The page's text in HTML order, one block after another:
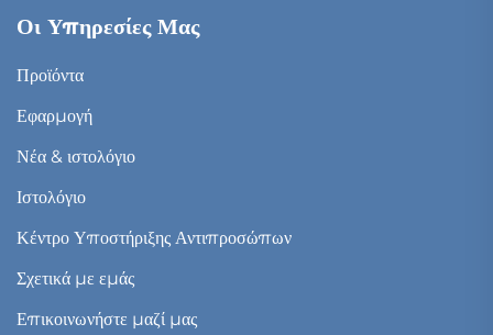
Οι Υπηρεσίες Μας
Προϊόντα
Εφαρμογή
Νέα & ιστολόγιο
Ιστολόγιο
Κέντρο Υποστήριξης Αντιπροσώπων
Σχετικά με εμάς
Επικοινωνήστε μαζί μας